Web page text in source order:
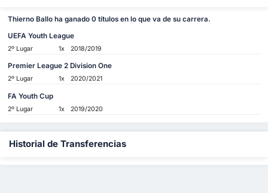
Thierno Ballo ha ganado 0 títulos en lo que va de su carrera.
UEFA Youth League
2º Lugar 1x 2018/2019
Premier League 2 Division One
2º Lugar 1x 2020/2021
FA Youth Cup
2º Lugar 1x 2019/2020
Historial de Transferencias